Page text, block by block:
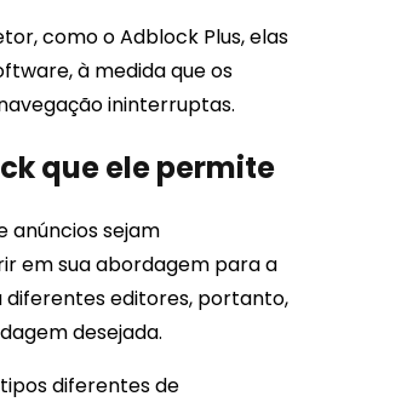
como o Adblock Plus, elas
à medida que os
ininterruptas.
que ele permite
anúncios sejam
em sua abordagem para a
editores, portanto,
desejada.
diferentes de